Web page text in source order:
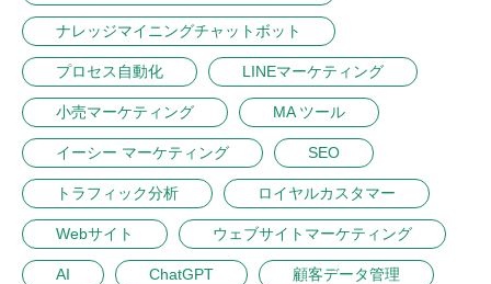
ナレッジマイニングチャットボット
プロセス自動化 LINEマーケティング
小売マーケティング MA ツール
イーシー マーケティング SEO
トラフィック分析 ロイヤルカスタマー
Webサイト ウェブサイトマーケティング
AI ChatGPT 顧客データ管理